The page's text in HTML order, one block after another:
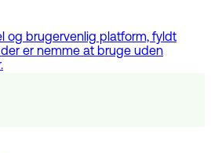
og brugervenlig platform, fyldt
er nemme at bruge uden